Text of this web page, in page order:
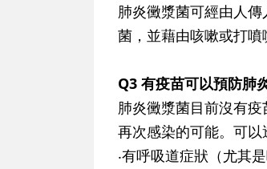
肺炎黴漿菌可經由人
菌，並藉由咳嗽或打噴
Q3 有疫苗可以預防肺
肺炎黴漿菌目前沒有
再次感染的可能。可以
‧有呼吸道症狀（尤其